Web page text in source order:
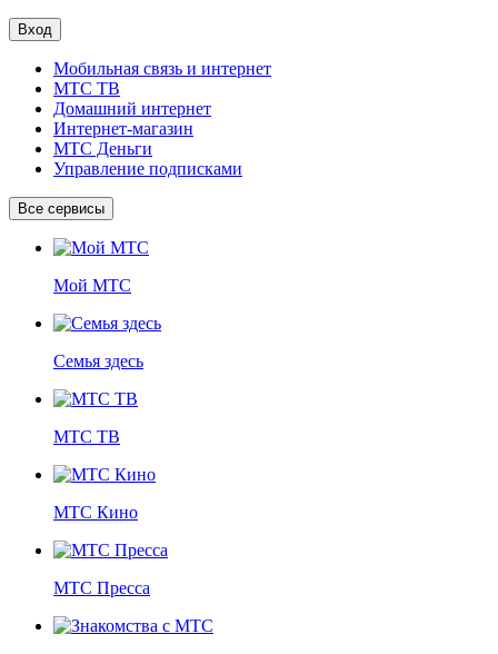
Вход
Мобильная связь и интернет
МТС ТВ
Домашний интернет
Интернет-магазин
МТС Деньги
Управление подписками
Все сервисы
Мой МТС
Семья здесь
МТС ТВ
МТС Кино
МТС Пресса